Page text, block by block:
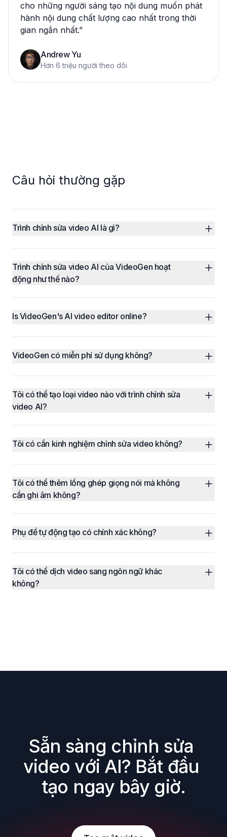
cho những người sáng tạo nội dung muốn phát
hành nội dung chất lượng cao nhất trong thời
gian ngắn nhất.”
Andrew Yu
Hơn 6 triệu người theo dõi
Câu hỏi thường gặp
Trình chỉnh sửa video AI là gì?
Trình chỉnh sửa video AI của VideoGen hoạt
động như thế nào?
Is VideoGen's AI video editor online?
VideoGen có miễn phí sử dụng không?
Tôi có thể tạo loại video nào với trình chỉnh sửa
video AI?
Tôi có cần kinh nghiệm chỉnh sửa video không?
Tôi có thể thêm lồng ghép giọng nói mà không
cần ghi âm không?
Phụ đề tự động tạo có chính xác không?
Tôi có thể dịch video sang ngôn ngữ khác
không?
Sẵn sàng chỉnh sửa
video với AI? Bắt đầu
tạo ngay bây giờ.